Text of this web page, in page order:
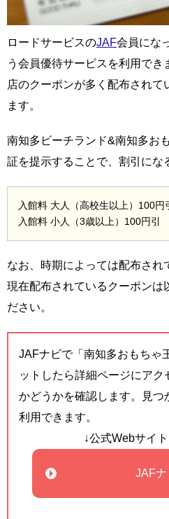
ロードサービスのJAF会員にな
う会員優待サービスを利用でき
店のクーポンが多く配布されて
ます。
南知多ビーチランド&南知多お
証を提示することで、割引にな
入館料 大人（高校生以上）100円引
入館料 小人（3歳以上）100円引
なお、時期によっては配布され
現在配布されているクーポンは
ださい。
JAFナビで「南知多おもちゃ
ットしたら詳細ページにアク
かどうかを確認します。見つ
利用できます。
↓公式Webサイ
JAFナ